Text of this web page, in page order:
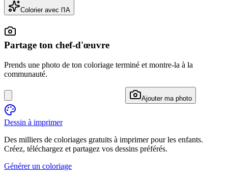
Colorier avec l'IA
Partage ton chef-d'œuvre
Prends une photo de ton coloriage terminé et montre-la à la
communauté.
Ajouter ma photo
Dessin à imprimer
Des milliers de coloriages gratuits à imprimer pour les enfants.
Créez, téléchargez et partagez vos dessins préférés.
Générer un coloriage